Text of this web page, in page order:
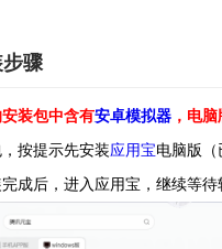
骤
装包中含有安卓模拟器 ，电
按提示先安装应用宝电脑版（
成后，进入应用宝，继续等